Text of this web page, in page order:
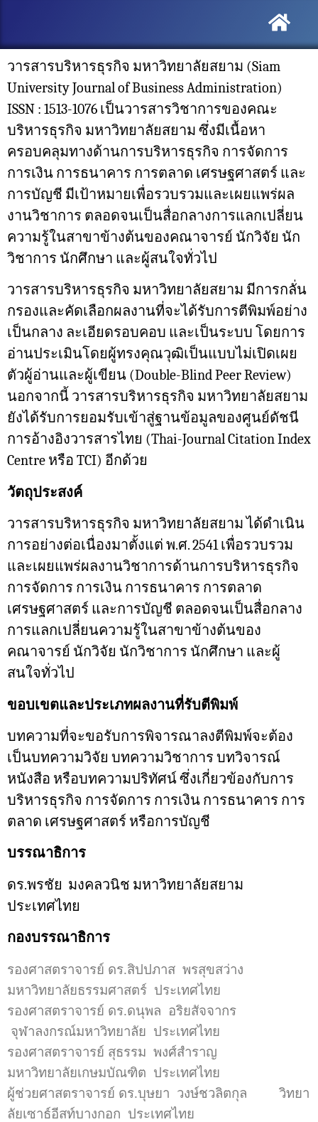
วารสารบริหารธุรกิจ มหาวิทยาลัยสยาม (Siam
University Journal of Business Administration)
ISSN : 1513-1076 เป็นวารสารวิชาการของคณะ
บริหารธุรกิจ มหาวิทยาลัยสยาม ซึ่งมีเนื้อหา
ครอบคลุมทางด้านการบริหารธุรกิจ การจัดการ
การเงิน การธนาคาร การตลาด เศรษฐศาสตร์ และ
การบัญชี มีเป้าหมายเพื่อรวบรวมและเผยแพร่ผล
งานวิชาการ ตลอดจนเป็นสื่อกลางการแลกเปลี่ยน
ความรู้ในสาขาข้างต้นของคณาจารย์ นักวิจัย นัก
วิชาการ นักศึกษา และผู้สนใจทั่วไป
วารสารบริหารธุรกิจ มหาวิทยาลัยสยาม มีการกลั่น
กรองและคัดเลือกผลงานที่จะได้รับการตีพิมพ์อย่าง
เป็นกลาง ละเอียดรอบคอบ และเป็นระบบ โดยการ
อ่านประเมินโดยผู้ทรงคุณวุฒิเป็นแบบไม่เปิดเผย
ตัวผู้อ่านและผู้เขียน (Double-Blind Peer Review)
นอกจากนี้ วารสารบริหารธุรกิจ มหาวิทยาลัยสยาม
ยังได้รับการยอมรับเข้าสู่ฐานข้อมูลของศูนย์ดัชนี
การอ้างอิงวารสารไทย (Thai-Journal Citation Index
Centre หรือ TCI) อีกด้วย
วัตถุประสงค์
วารสารบริหารธุรกิจ มหาวิทยาลัยสยาม ได้ดำเนิน
การอย่างต่อเนื่องมาตั้งแต่ พ.ศ. 2541 เพื่อรวบรวม
และเผยแพร่ผลงานวิชาการด้านการบริหารธุรกิจ
การจัดการ การเงิน การธนาคาร การตลาด
เศรษฐศาสตร์ และการบัญชี ตลอดจนเป็นสื่อกลาง
การแลกเปลี่ยนความรู้ในสาขาข้างต้นของ
คณาจารย์ นักวิจัย นักวิชาการ นักศึกษา และผู้
สนใจทั่วไป
ขอบเขตและประเภทผลงานที่รับตีพิมพ์
บทความที่จะขอรับการพิจารณาลงตีพิมพ์จะต้อง
เป็นบทความวิจัย บทความวิชาการ บทวิจารณ์
หนังสือ หรือบทความปริทัศน์ ซึ่งเกี่ยวข้องกับการ
บริหารธุรกิจ การจัดการ การเงิน การธนาคาร การ
ตลาด เศรษฐศาสตร์ หรือการบัญชี
บรรณาธิการ
ดร.พรชัย มงคลวนิช มหาวิทยาลัยสยาม
ประเทศไทย
กองบรรณาธิการ
รองศาสตราจารย์ ดร.สิปปภาส พรสุขสว่าง
มหาวิทยาลัยธรรมศาสตร์ ประเทศไทย
รองศาสตราจารย์ ดร.ดนุพล อริยสัจจากร
จุฬาลงกรณ์มหาวิทยาลัย ประเทศไทย
รองศาสตราจารย์ สุธรรม พงศ์สำราญ
มหาวิทยาลัยเกษมบัณฑิต ประเทศไทย
ผู้ช่วยศาสตราจารย์ ดร.บุษยา วงษ์ชวลิตกุล
วิทยา
ลัยเซาธ์อีสท์บางกอก ประเทศไทย